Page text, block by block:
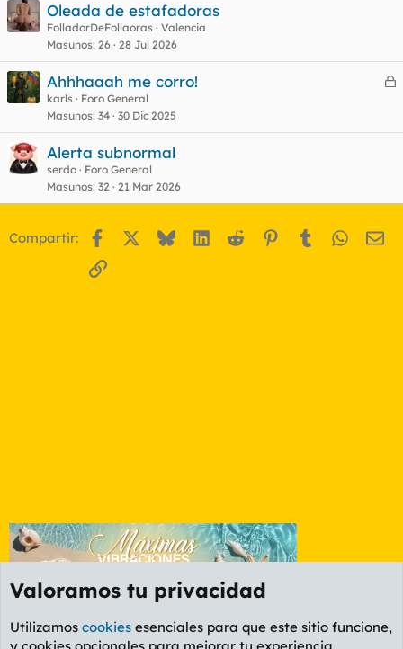
Oleada de estafadoras
FolladorDeFollaoras Valencia
Masunos 26 28 Jul 2026
C
r
Ahhhaaah me corro!
karls
Foro General
Masunos 34 30 Dic 2025
Alerta subnormal
serdo
Foro General
Masunos 32 21 Mar 2026
Compartir: Facebook BlueskyLinkedIn
Reddit Pinterest
Tumblr
Enlace
Valoramos tu privacidad
Utilizamos cookies esenciales para que este sitio funcione,